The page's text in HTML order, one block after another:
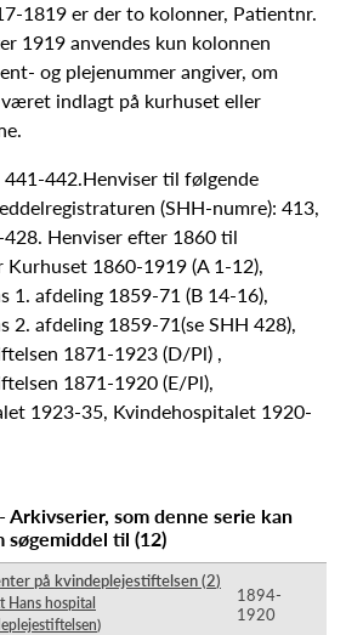
1819 er der to kolonner, Patientnr.
1919 anvendes kun kolonnen
og plejenummer angiver, om
indlagt på kurhuset eller
441-442.Henviser til følgende
(SHH-numre): 413,
Henviser efter 1860 til
Kurhuset 1860-1919 (A 1-12),
1. afdeling 1859-71 (B 14-16),
2. afdeling 1859-71(se SHH 428),
1871-1923 (D/Pl) ,
1871-1920 (E/Pl),
1923-35, Kvindehospitalet 1920-
Arkivserier, som denne serie kan
søgemiddel til (12)
på kvindeplejestiftelsen(2)
Hans hospital
)
1894-​
1920